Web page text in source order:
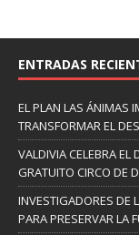
ENTRADAS
EL PLAN LAS ÁNIMAS
TRANSFORMAR EL
VALDIVIA CELEBRA EL
GRATUITO CIRCO DE
INVESTIGADORES DE
PARA PRESERVAR LA